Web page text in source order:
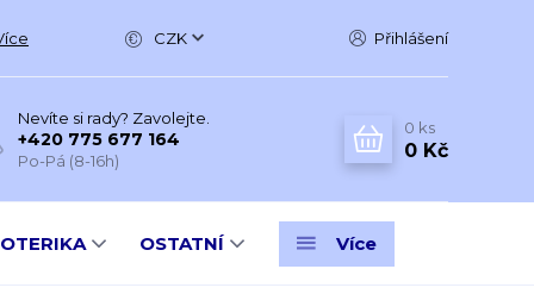
CZK Přihlášení
Nevíte si rady? Zavolejte.
+420 775 677 164
Po-Pá (8-16h)
0 ks
0 Kč
OSTATNÍ Více